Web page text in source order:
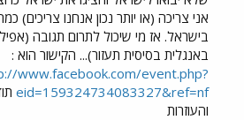
אני צריכה (או יותר נכון אנחנו צריכים)
בישראל. אז מי שיכול לתרום תגובה
באנגלית בסיסית תעזור)... הקישור הוא :
www.facebook.com/event.php?
eid=159324734083327&ref=nf
והעוזרות